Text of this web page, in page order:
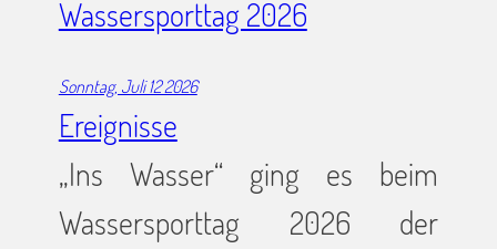
Wassersporttag 2026
Sonntag, Juli 12 2026
Ereignisse
„Ins Wasser“ ging es beim
Wassersporttag 2026 der